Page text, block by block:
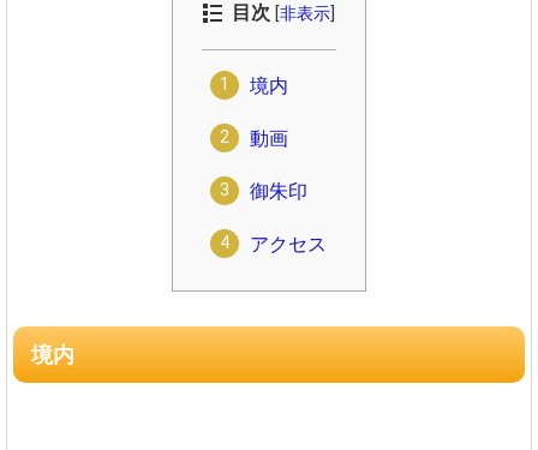
目次 [非表示
境内
動画
御朱印
アクセス
境内